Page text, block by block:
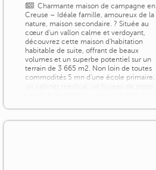
Charmante maison de campagne en
Creuse – Idéale famille, amoureux de la
nature, maison secondaire. ? Située au
cœur d'un vallon calme et verdoyant,
découvrez cette maison d'habitation
habitable de suite, offrant de beaux
volumes et un superbe potentiel sur un
terrain de 3 665 m2. Non loin de toutes
commodités 5 mn d'une école primaire,